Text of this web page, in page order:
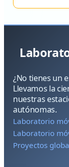
¿No tienes un
Llevamos la
nuestras
autónomas.
Laboratorio
Laboratorio
Proyectos